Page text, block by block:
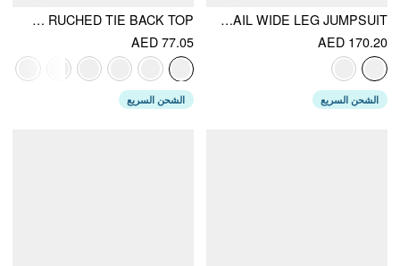
HALTER NECKLINE POLKA DOT RUCHED METAL DETAIL WIDE LEG JUMPSUIT
AED 170.20
الشحن السريع
COTTON POLKA DOT HALTER NECK RUCHED TIE BACK TOP
AED 77.05
الشحن السريع